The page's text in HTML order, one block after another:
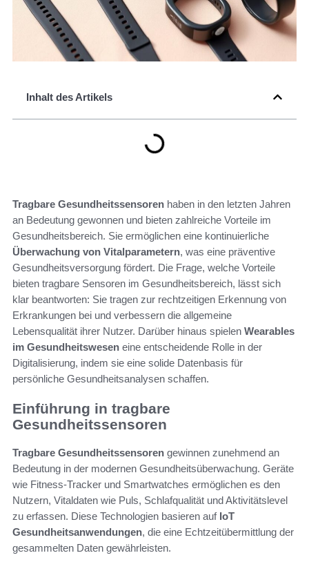
Inhalt des Artikels
Tragbare Gesundheitssensoren haben in den letzten Jahren
an Bedeutung gewonnen und bieten zahlreiche Vorteile im
Gesundheitsbereich. Sie ermöglichen eine kontinuierliche
Überwachung von Vitalparametern, was eine präventive
Gesundheitsversorgung fördert. Die Frage, welche Vorteile
bieten tragbare Sensoren im Gesundheitsbereich, lässt sich
klar beantworten: Sie tragen zur rechtzeitigen Erkennung von
Erkrankungen bei und verbessern die allgemeine
Lebensqualität ihrer Nutzer. Darüber hinaus spielen Wearables
im Gesundheitswesen eine entscheidende Rolle in der
Digitalisierung, indem sie eine solide Datenbasis für
persönliche Gesundheitsanalysen schaffen.
Einführung in tragbare
Gesundheitssensoren
Tragbare Gesundheitssensoren gewinnen zunehmend an
Bedeutung in der modernen Gesundheitsüberwachung. Geräte
wie Fitness-Tracker und Smartwatches ermöglichen es den
Nutzern, Vitaldaten wie Puls, Schlafqualität und Aktivitätslevel
zu erfassen. Diese Technologien basieren auf IoT
Gesundheitsanwendungen, die eine Echtzeitübermittlung der
gesammelten Daten gewährleisten.